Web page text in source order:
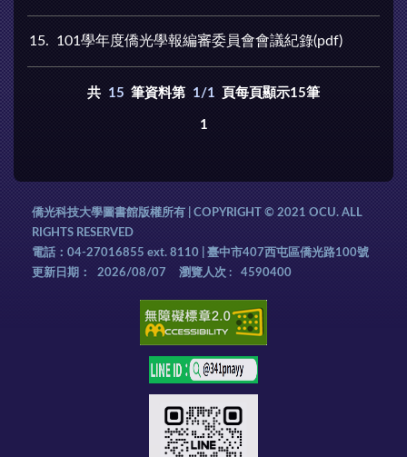
15 101學年度僑光學報編審委員會會議紀錄(pdf)
共 15 筆資料第 1/1 頁每頁顯示15筆
1
僑光科技大學圖書館版權所有 | COPYRIGHT © 2021 OCU. ALL
RIGHTS RESERVED
電話：04-27016855 ext. 8110 | 臺中市407西屯區僑光路100號
更新日期：
2026/08/07 瀏覽人次 : 4590400